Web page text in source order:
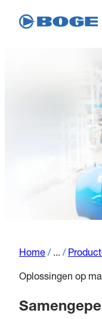
Home / ... /
Oplossingen op